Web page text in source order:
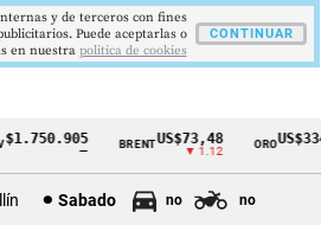
BRENTUS$73,48
▼ 1.12
ORO
Sabado no no
y de terceros con fines
Puede aceptarlas o
en nuestra politica de cookies
CONTINUAR